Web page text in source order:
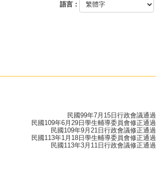
語言：
民國99年7月15日行政會議通過
民國109年6月29日學生輔導委員會修正通過
民國109年9月21日行政會議修正通過
民國113年1月18日學生輔導委員會修正通過
民國113年3月11日行政會議修正通過